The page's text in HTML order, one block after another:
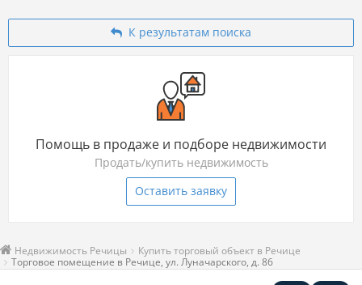
К результатам поиска
Помощь в продаже и подборе недвижимости
Продать/купить недвижимость
Оставить заявку
Недвижимость Речицы
Купить торговый объект в Речице
Торговое помещение в Речице, ул. Луначарского, д. 86